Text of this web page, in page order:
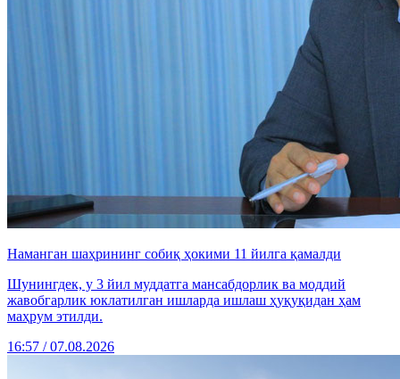
Наманган шаҳрининг собиқ ҳокими 11 йилга қамалди
Шунингдек, у 3 йил муддатга мансабдорлик ва моддий
жавобгарлик юклатилган ишларда ишлаш ҳуқуқидан ҳам
маҳрум этилди.
16:57 / 07.08.2026